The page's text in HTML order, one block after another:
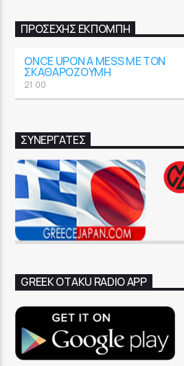
ΠΡΟΣΕΧΉΣ ΕΚΠΟΜΠΉ
ONCE UPON A MESS ΜΕ ΤΟΝ
ΣΚΑΘΑΡΟΖΟΎΜΗ
21:00
ΣΥΝΕΡΓΑΤΕΣ
GREEK OTAKU RADIO APP